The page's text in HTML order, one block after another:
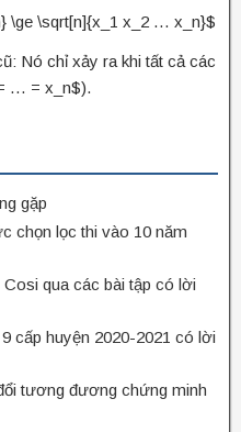
\ge \sqrt[n]{x_1 x_2 … x_n}$
Nó chỉ xảy ra khi tất cả các
… = x_n$).
gặp
chọn lọc thi vào 10 năm
qua các bài tập có lời
cấp huyện 2020-2021 có lời
tương đương chứng minh